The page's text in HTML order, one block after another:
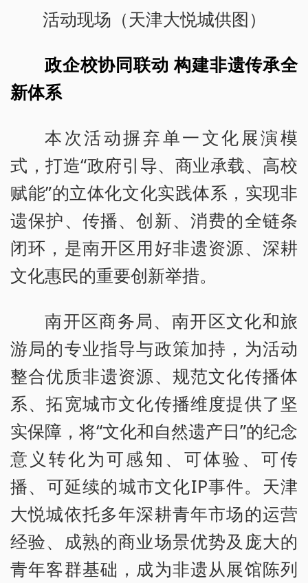
活动现场（天津大悦城供图）
政企校协同联动 构建非遗传承全
新体系
本次活动摒弃单一文化展演模
式，打造“政府引导、商业承载、高校
赋能”的立体化文化实践体系，实现非
遗保护、传播、创新、消费的全链条
闭环，是南开区用好非遗资源、深耕
文化惠民的重要创新举措。
南开区商务局、南开区文化和旅
游局的专业指导与政策加持，为活动
整合优质非遗资源、规范文化传播体
系、拓宽城市文化传播维度提供了坚
实保障，将“文化和自然遗产日”的纪念
意义转化为可感知、可体验、可传
播、可延续的城市文化IP事件。天津
大悦城依托多年深耕青年市场的运营
经验、成熟的商业场景优势及庞大的
青年客群基础，成为非遗从展馆陈列